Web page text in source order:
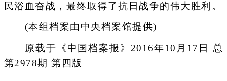
民浴血奋战，最终取得了抗日战争的伟大胜利。
(本组档案由中央档案馆提供)
原载于《中国档案报》2016年10月17日 总
第2978期 第四版